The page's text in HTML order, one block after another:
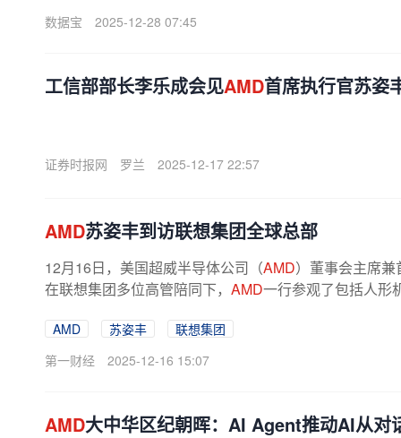
数据宝
2025-12-28 07:45
工信部部长李乐成会见AMD首席执行官苏姿
证券时报网 罗兰 2025-12-17 22:57
AMD苏姿丰到访联想集团全球总部
12月16日，美国超威半导体公司（AMD）董事会主席
在联想集团多位高管陪同下， AMD一行参观了包括人形
AMD 苏姿丰
联想集团
第一财经
2025-12-16 15:07
AMD大中华区纪朝晖：AI Agent推动AI从对